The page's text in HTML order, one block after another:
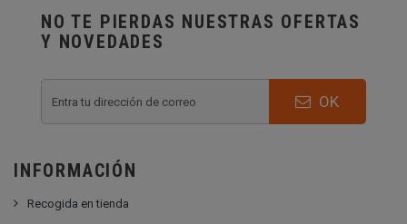
NO TE PIERDAS NUESTRAS OFERTAS
Y NOVEDADES
OK
INFORMACIÓN
Recogida en tienda